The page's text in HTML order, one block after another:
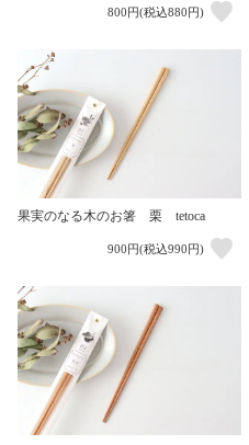
800円(税込880円)
果実のなる木のお箸 栗 tetoca
900円(税込990円)